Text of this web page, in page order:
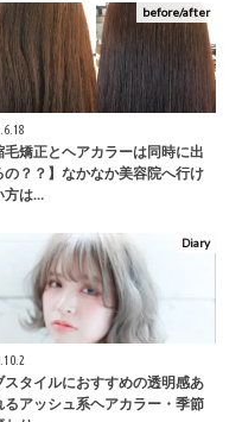
before/after
毛矯正とヘアカラーは同時に出
の？？】なかなか美容院へ行け
方は…
Diary
スタイルにおすすめの透明感あ
るアッシュ系ヘアカラー・季節